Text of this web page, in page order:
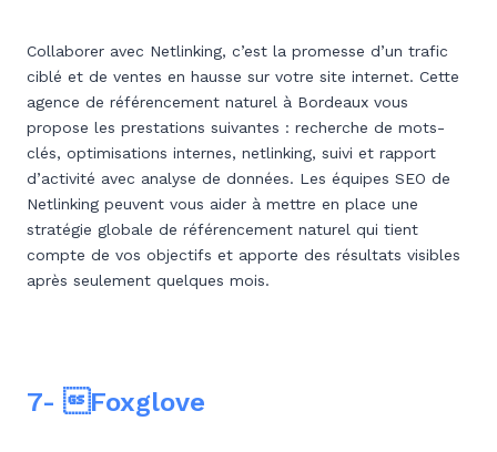
Collaborer avec Netlinking, c’est la promesse d’un trafic
ciblé et de ventes en hausse sur votre site internet. Cette
agence de référencement naturel à Bordeaux vous
propose les prestations suivantes : recherche de mots-
clés, optimisations internes, netlinking, suivi et rapport
d’activité avec analyse de données. Les équipes SEO de
Netlinking peuvent vous aider à mettre en place une
stratégie globale de référencement naturel qui tient
compte de vos objectifs et apporte des résultats visibles
après seulement quelques mois.
7- Foxglove